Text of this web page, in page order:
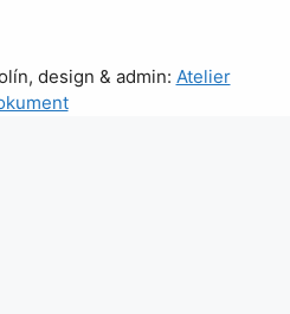
design & admin: Atelier